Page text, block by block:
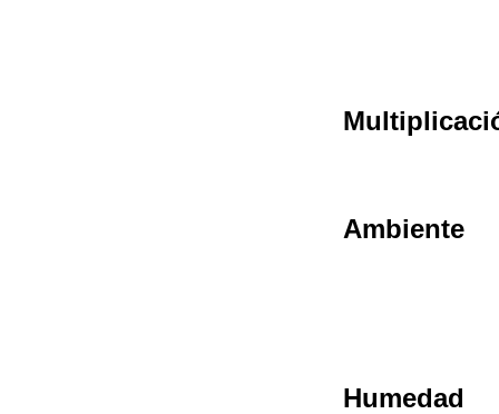
Ambiente
Humedad